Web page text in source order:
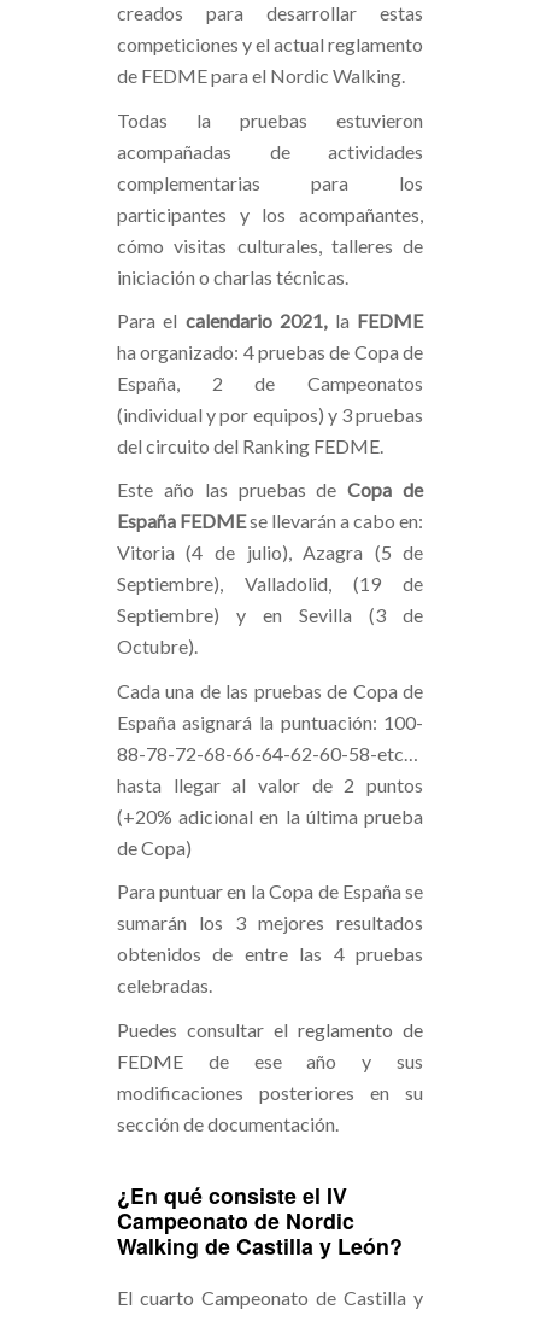
creados para desarrollar estas
competiciones y el actual reglamento
de FEDME para el Nordic Walking.
Todas la pruebas estuvieron
acompañadas de actividades
complementarias para los
participantes y los acompañantes,
cómo visitas culturales, talleres de
iniciación o charlas técnicas.
Para el calendario 2021, la FEDME
ha organizado: 4 pruebas de Copa de
España, 2 de Campeonatos
(individual y por equipos) y 3 pruebas
del circuito del Ranking FEDME.
Este año las pruebas deCopa de
España FEDMEse llevarán a cabo en:
Vitoria (4 de julio), Azagra (5 de
Septiembre), Valladolid, (19 de
Septiembre) y en Sevilla (3 de
Octubre).
Cada una de las pruebas de Copa de
España asignará la puntuación: 100-
88-78-72-68-66-64-62-60-58-etc…
hasta llegar al valor de 2 puntos
(+20% adicional en la última prueba
de Copa)
Para puntuar en la Copa de España se
sumarán los 3 mejores resultados
obtenidos de entre las 4 pruebas
celebradas.
Puedes consultar elreglamento de
FEDMEde ese año y sus
modificaciones posteriores en su
sección de documentación.
¿En qué consiste el IV
Campeonato de Nordic
Walking de Castilla y León?
El cuarto Campeonato de Castilla y